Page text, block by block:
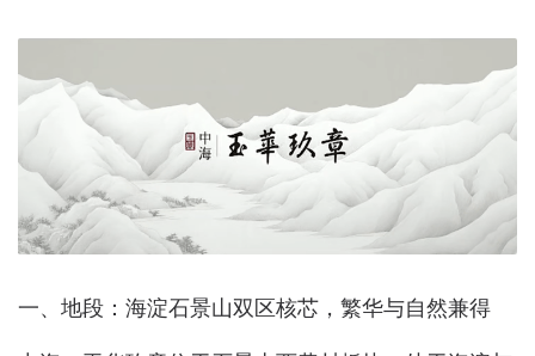
一、地段：海淀石景山双区核芯，繁华与自然兼得